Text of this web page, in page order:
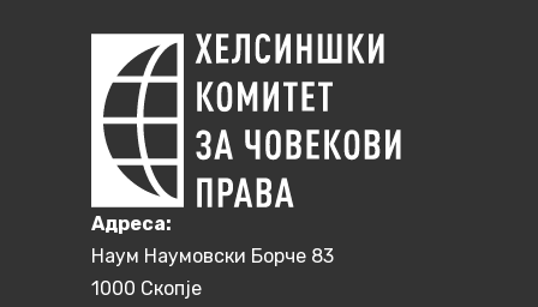
Aдреса:
Наум Наумовски Борче 83
1000 Скопје